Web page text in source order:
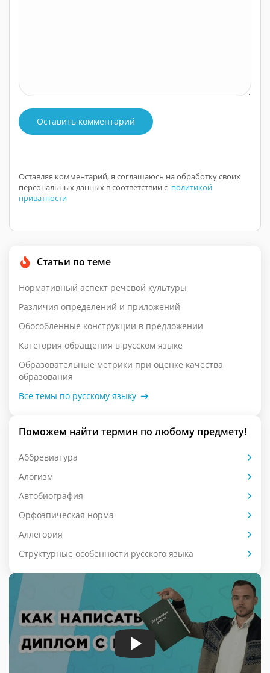
Оставить комментарий
Оставляя комментарий, я соглашаюсь на обработку своих
персональных данных в соответствии с политикой
приватности
Статьи по теме
Нормативный аспект речевой культуры
Различия определений и приложений
Обособленные конструкции в предложении
Категория обращения в русском языке
Образовательные метрики при оценке качества
образования
Все темы по русскому языку
Поможем найти термин по любому предмету!
Аббревиатура
Алогизм
Автобиография
Орфоэпическая норма
Аллегория
Cтруктурные особенности русского языка